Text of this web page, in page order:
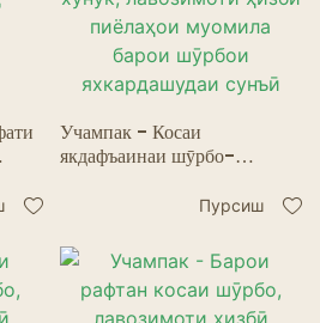
Учампак - Косаи
якдафъаинаи шӯрбо-
ғизои гарм ё хунук,
муомила барои шӯрбои
яхкардашудаи сунъӣ
Пурсиш